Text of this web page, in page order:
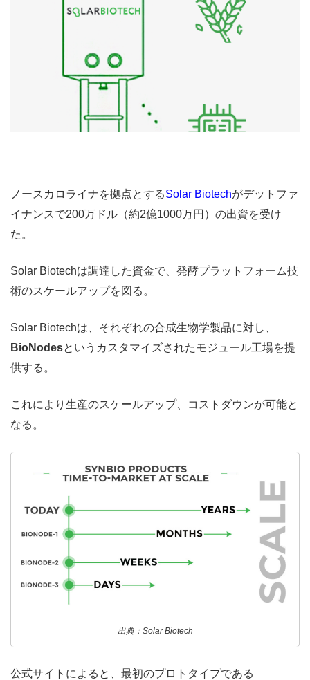
ノースカロライナを拠点とするSolar Biotechがデットファ
イナンスで200万ドル（約2億1000万円）の出資を受け
た。
Solar Biotechは調達した資金で、発酵プラットフォーム技
術のスケールアップを図る。
Solar Biotechは、それぞれの合成生物学製品に対し、
BioNodesというカスタマイズされたモジュール工場を提
供する。
これにより生産のスケールアップ、コストダウンが可能と
なる。
出典：Solar Biotech
公式サイトによると、最初のプロトタイプである